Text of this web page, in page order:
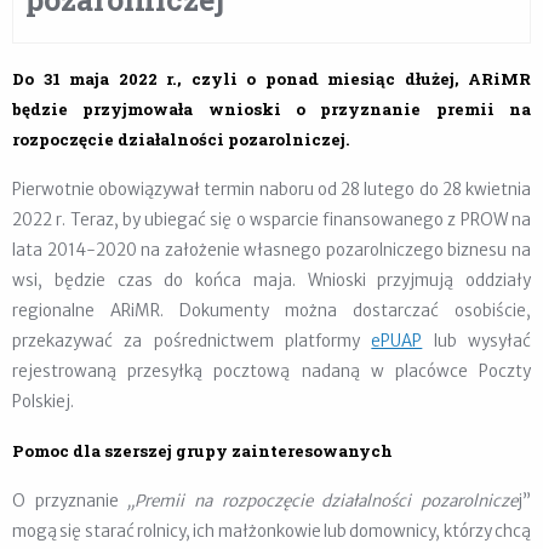
Do 31 maja 2022 r., czyli o ponad miesiąc dłużej, ARiMR
będzie przyjmowała wnioski o przyznanie premii na
rozpoczęcie działalności pozarolniczej.
Pierwotnie obowiązywał termin naboru od 28 lutego do 28 kwietnia
2022 r. Teraz, by ubiegać się o wsparcie finansowanego z PROW na
lata 2014-2020 na założenie własnego pozarolniczego biznesu na
wsi, będzie czas do końca maja. Wnioski przyjmują oddziały
regionalne ARiMR. Dokumenty można dostarczać osobiście,
przekazywać za pośrednictwem platformy ePUAP lub wysyłać
rejestrowaną przesyłką pocztową nadaną w placówce Poczty
Polskiej.
Pomoc dla szerszej grupy zainteresowanych
O przyznanie „Premii na rozpoczęcie działalności pozarolniczej”
mogą się starać rolnicy, ich małżonkowie lub domownicy, którzy chcą